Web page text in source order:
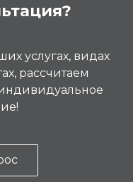
услугах, видах
рассчитаем